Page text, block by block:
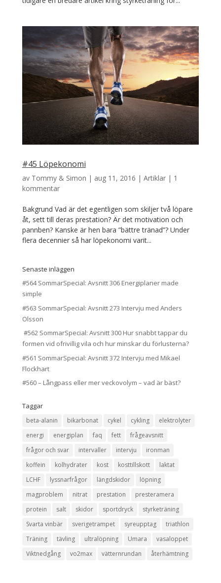
#45 Löpekonomi
av Tommy & Simon | aug 11, 2016 | Artiklar| 1
kommentar
Bakgrund Vad är det egentligen som skiljer två löpare
åt, sett till deras prestation? Är det motivation och
pannben? Kanske är hen bara ”bättre tränad”? Under
flera decennier så har löpekonomi varit...
Senaste inläggen
#564 SommarSpecial: Avsnitt 306 Energiplaner made
simple
#563 SommarSpecial: Avsnitt 273 Intervju med Anders
Olsson
#562 SommarSpecial: Avsnitt 300 Hur snabbt tappar du
formen vid ofrivillig vila och hur minskar du förlusterna?
#561 SommarSpecial: Avsnitt 372 Intervju med Mikael
Flockhart
#560 – Långpass eller mer veckovolym – vad är bäst?
Taggar
beta-alanin bikarbonat cykel cykling
elektrolyter
energi
energiplan faq fett
frågeavsnitt
frågor och svar
intervaller intervju
ironman
koffein
kolhydrater kost kosttillskott
laktat
LCHF
lyssnarfrågor längdskidor
löpning
magproblem
nitrat prestation
presteramera
protein
salt skidor sportdryck
styrketräning
Svarta vinbär
sverigetrampet syreupptag
triathlon
Träning
tävling ultralöpning Umara
vasaloppet
Viktnedgång
vo2max vätternrundan återhämtning